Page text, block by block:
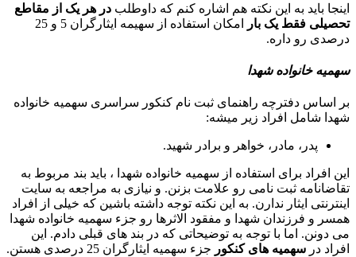
اینجا باید به این نکته هم اشاره کنم که داوطلب در هر یک از مقاطع
تحصیلی فقط یک بار
امکان استفاده از سهیمه ایثارگران 5 و 25
درصدی رو داره.
سهمیه خانواده شهدا
بر اساس دفترچه راهنمای ثبت نام کنکور سراسری سهمیه خانواده
شهدا شامل افراد زیر میشه:
پدر، مادر، خواهر و برادر شهید.
این افراد برای استفاده از سهمیه خانواده شهدا ، باید بند مربوط به
تقاضانامه ثبت نامی رو علامت بزنن. و نیازی به مراجعه به سایت
اینترنتی ایثار ندارن. به این نکته توجه داشته باشین که خیلی از افراد
همسر و فرزندان شهدا و مفقود الاثرها رو جزء سهمیه خانواده شهدا
می دونن. اما با توجه به توضیحاتی که در بند های قبلی دادم. این
افراد در سهمیه های کنکور جزء سهمیه ایثارگران 25 درصدی هستن.